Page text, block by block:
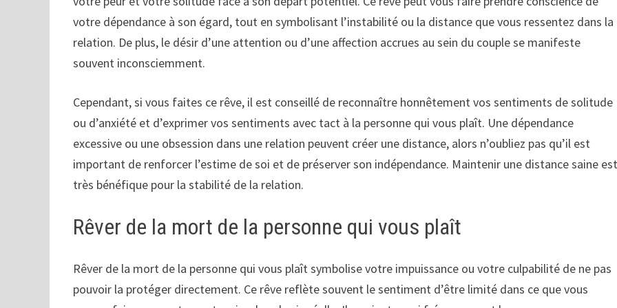
votre dépendance à son égard, tout en symbolisant l’instabilité ou la distance que vous ressentez dans la
relation. De plus, le désir d’une attention ou d’une affection accrues au sein du couple se manifeste
souvent inconsciemment.
Cependant, si vous faites ce rêve, il est conseillé de reconnaître honnêtement vos sentiments de solitude
ou d’anxiété et d’exprimer vos sentiments avec tact à la personne qui vous plaît. Une dépendance
excessive ou une obsession dans une relation peuvent créer une distance, alors n’oubliez pas qu’il est
important de renforcer l’estime de soi et de préserver son indépendance. Maintenir une distance saine
très bénéfique pour la stabilité de la relation.
Rêver de la mort de la personne qui vous plaît
Rêver de la mort de la personne qui vous plaît symbolise votre impuissance ou votre culpabilité de ne pas
pouvoir la protéger directement. Ce rêve reflète souvent le sentiment d’être limité dans ce que vous